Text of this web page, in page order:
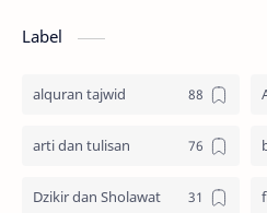
Label
alquran tajwid
arti dan tulisan
Dzikir dan Sholawat